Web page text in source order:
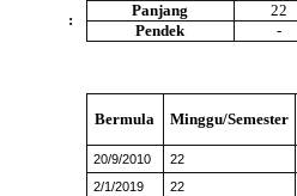
:
Panjang
22
Pendek -
Bermula Minggu/Semester
20/9/2010 22
2/1/2019
22